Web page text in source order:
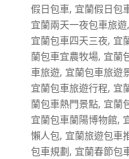
假日包車, 宜蘭假日包
宜蘭兩天一夜包車旅遊,
宜蘭包車四天三夜, 宜
蘭包車宜農牧場, 宜蘭
車旅遊, 宜蘭包車旅遊
宜蘭包車旅遊行程, 宜
蘭包車熱門景點, 宜蘭
宜蘭包車蘭陽博物館,
懶人包, 宜蘭旅遊包車
包車規劃, 宜蘭春節包